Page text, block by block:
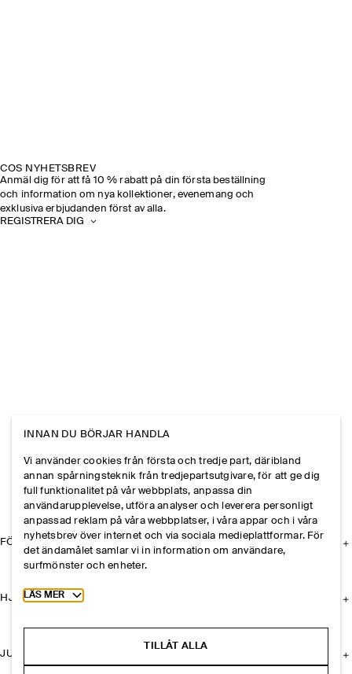
COS NYHETSBREV
Anmäl dig för att få 10 % rabatt på din första beställning
och information om nya kollektioner, evenemang och
exklusiva erbjudanden först av alla.
REGISTRERA DIG
FÖRETAGET
HJÄLP
JURIDISK INFORMATION
INNAN DU BÖRJAR HANDLA
Vi använder cookies från första och tredje part, däribland
annan spårningsteknik från tredjepartsutgivare, för att ge dig
full funktionalitet på vår webbplats, anpassa din
användarupplevelse, utföra analyser och leverera personligt
anpassad reklam på våra webbplatser, i våra appar och i våra
nyhetsbrev över internet och via sociala medieplattformar. För
det ändamålet samlar vi in information om användare,
surfmönster och enheter.
Toggle more cookie information
LÄS MER
TILLÅT ALLA